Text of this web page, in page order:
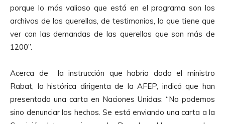
porque lo más valioso que está en el programa son los
archivos de las querellas, de testimonios, lo que tiene que
ver con las demandas de las querellas que son más de
1200”.
Acerca de la instrucción que habría dado el ministro
Rabat, la histórica dirigenta de la AFEP, indicó que han
presentado una carta en Naciones Unidas: “No podemos
sino denunciar los hechos. Se está enviando una carta a la